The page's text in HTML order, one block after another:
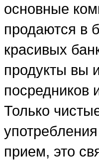
основные
продаются в
красивых
продукты вы
посредников
Только
прием, это